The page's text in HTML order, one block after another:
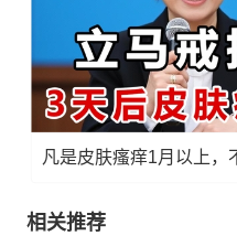
相关推荐